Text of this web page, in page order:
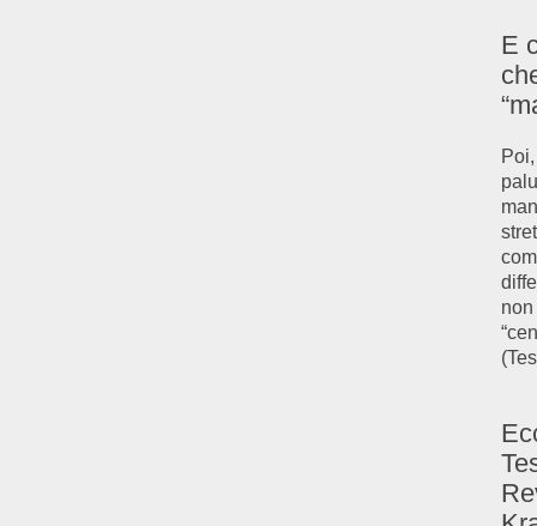
E